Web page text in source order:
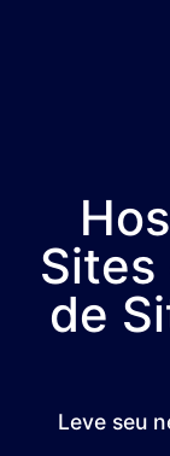
de
Leve seu